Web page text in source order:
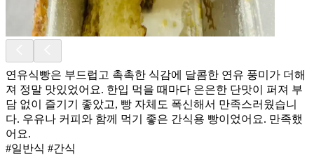
연유식빵은 부드럽고 촉촉한 식감에 달콤한 연유 풍미가 더해
져 정말 맛있었어요. 한입 먹을 때마다 은은한 단맛이 퍼져 부
담 없이 즐기기 좋았고, 빵 자체도 폭신해서 만족스러웠습니
다. 우유나 커피와 함께 먹기 좋은 간식용 빵이었어요. 만족했
어요.
#일반식 #간식